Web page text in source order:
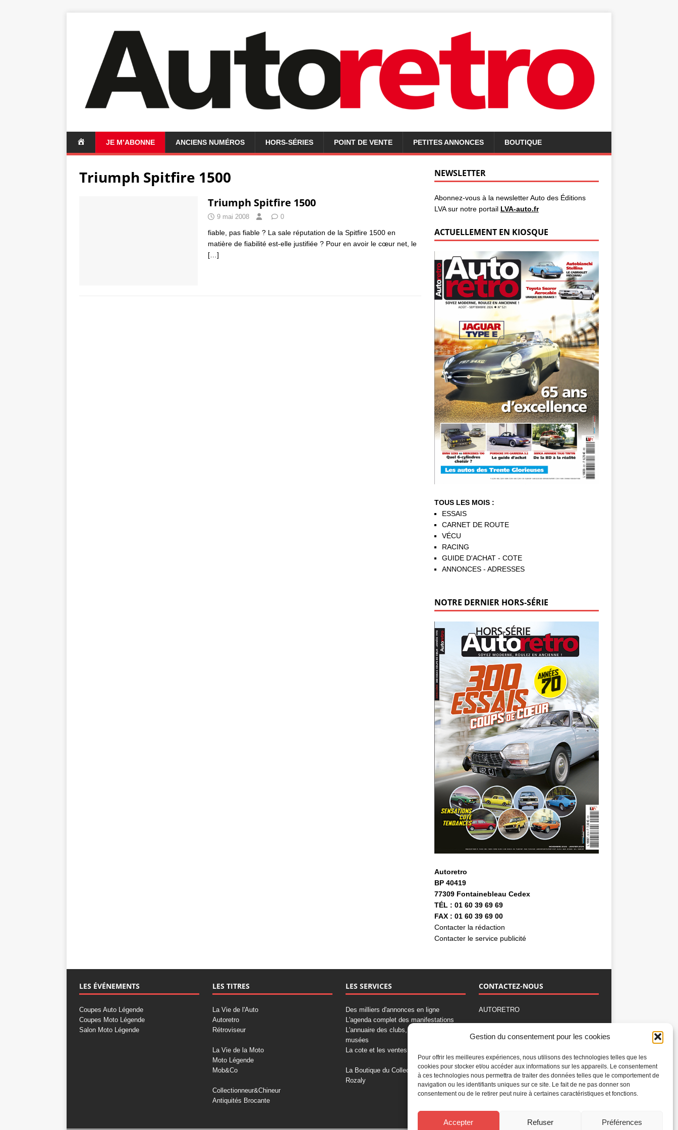
Gestion du consentement pour les cookies
Pour offrir les meilleures expériences, nous utilisons des technologies telles que les
cookies pour stocker et/ou accéder aux informations sur les appareils. Le consentement
à ces technologies nous permettra de traiter des données telles que le comportement de
navigation ou les identifiants uniques sur ce site. Le fait de ne pas donner son
consentement ou de le retirer peut nuire à certaines caractéristiques et fonctions.
Accepter Refuser Préférences
C
U
JE M’ABONNE ANCIENS NUMÉROS HORS-SÉRIES POINT DE VENTE PETITES ANNONCES BOUTIQUE
Triumph Spitfire 1500
Triumph Spitfire 1500
9 mai 2008 0
fiable, pas fiable ? La sale réputation de la Spitfire 1500 en
matière de fiabilité est-elle justifiée ? Pour en avoir le cœur net, le
[…]
NEWSLETTER
Abonnez-vous à la newsletter Auto des Éditions
LVA sur notre portail LVA-auto.fr
ACTUELLEMENT EN KIOSQUE
TOUS LES MOIS :
ESSAIS
CARNET DE ROUTE
VÉCU
RACING
GUIDE D'ACHAT - COTE
ANNONCES - ADRESSES
NOTRE DERNIER HORS-SÉRIE
Autoretro
BP 40419
77309 Fontainebleau Cedex
TÉL : 01 60 39 69 69
FAX : 01 60 39 69 00
Contacter la rédaction
Contacter le service publicité
LES ÉVÉNEMENTS
Coupes Auto Légende
Coupes Moto Légende
Salon Moto Légende
LES TITRES
La Vie de l'Auto
Autoretro
Rétroviseur
La Vie de la Moto
Moto Légende
Mob&Co
Collectionneur&Chineur
Antiquités Brocante
LES SERVICES
Des milliers d'annonces en ligne
L'agenda complet des manifestations
L'annuaire des clubs, professionnels,
musées
La cote et les ventes aux enchères
La Boutique du Collectionneur
Rozaly
CONTACTEZ-NOUS
AUTORETRO
77309 Fontainebleau Cedex
Fax: 01 60 39 69 00
Nous contacter par email
Mentions légales
Gestion des cookies